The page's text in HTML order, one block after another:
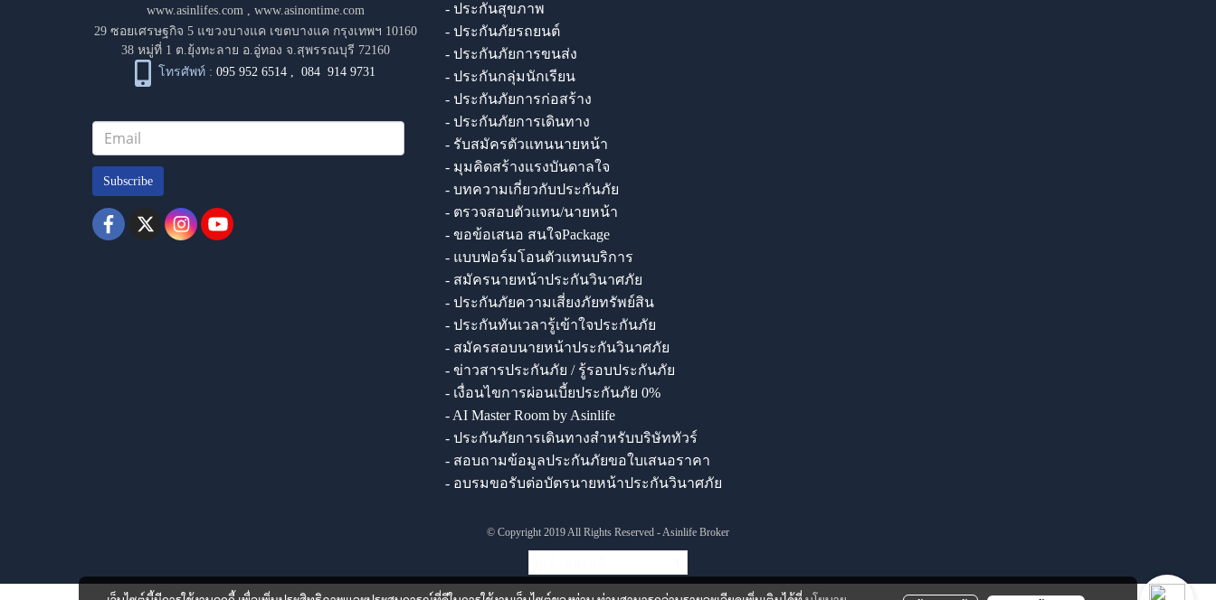
www.asinlifes.com, www.asinontime.com
29 ซอยเศรษฐกิจ 5 แขวงบางแค เขตบางแค กรุงเทพฯ 10160
38 หมู่ที่ 1 ต.ยุ้งทะลาย อ.อู่ทอง จ.สุพรรณบุรี 72160
โทรศัพท์ : 095 952 6514 ,084 914 9731
Subscribe
- ประกันสุขภาพ
- ประกันภัยรถยนต์
- ประกันภัยการขนส่ง
- ประกันกลุ่มนักเรียน
- ประกันภัยการก่อสร้าง
- ประกันภัยการเดินทาง
- รับสมัครตัวแทนนายหน้า
- มุมคิดสร้างแรงบันดาลใจ
- บทความเกี่ยวกับประกันภัย
- ตรวจสอบตัวแทน/นายหน้า
- ขอข้อเสนอ สนใจPackage
- แบบฟอร์มโอนตัวแทนบริการ
- สมัครนายหน้าประกันวินาศภัย
- ประกันภัยความเสี่ยงภัยทรัพย์สิน
- ประกันทันเวลารู้เข้าใจประกันภัย
- สมัครสอบนายหน้าประกันวินาศภัย
- ข่าวสารประกันภัย / รู้รอบประกันภัย
- เงื่อนไขการผ่อนเบี้ยประกันภัย 0%
- AI Master Room by Asinlife
- ประกันภัยการเดินทางสำหรับบริษัททัวร์
- สอบถามข้อมูลประกันภัยขอใบเสนอราคา
- อบรมขอรับต่อบัตรนายหน้าประกันวินาศภัย
© Copyright 2019 All Rights Reserved - Asinlife Broker